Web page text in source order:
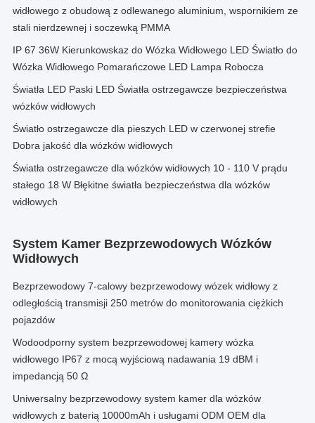
widłowego z obudową z odlewanego aluminium, wspornikiem ze
stali nierdzewnej i soczewką PMMA
IP 67 36W Kierunkowskaz do Wózka Widłowego LED Światło do
Wózka Widłowego Pomarańczowe LED Lampa Robocza
Światła LED Paski LED Światła ostrzegawcze bezpieczeństwa
wózków widłowych
Światło ostrzegawcze dla pieszych LED w czerwonej strefie
Dobra jakość dla wózków widłowych
Światła ostrzegawcze dla wózków widłowych 10 - 110 V prądu
stałego 18 W Błękitne światła bezpieczeństwa dla wózków
widłowych
System Kamer Bezprzewodowych Wózków
Widłowych
Bezprzewodowy 7-calowy bezprzewodowy wózek widłowy z
odległością transmisji 250 metrów do monitorowania ciężkich
pojazdów
Wodoodporny system bezprzewodowej kamery wózka
widłowego IP67 z mocą wyjściową nadawania 19 dBM i
impedancją 50 Ω
Uniwersalny bezprzewodowy system kamer dla wózków
widłowych z baterią 10000mAh i usługami ODM OEM dla